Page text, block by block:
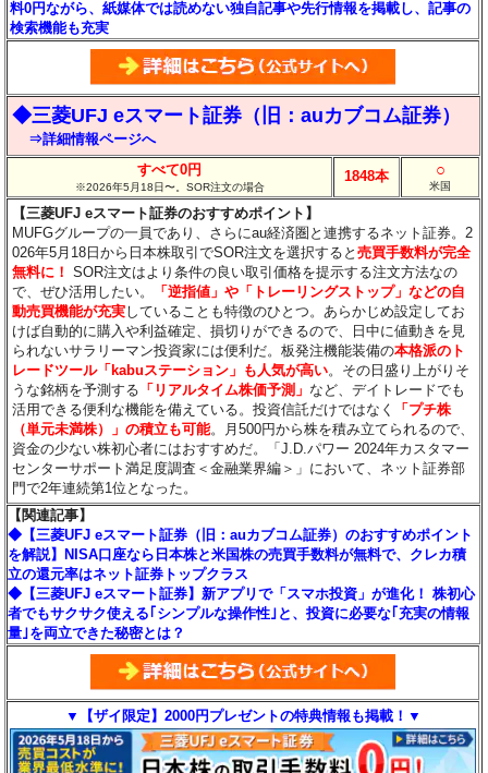
料0円ながら、紙媒体では読めない独自記事や先行情報を掲載し、記事の
検索機能も充実
◆三菱UFJ eスマート証券（旧：auカブコム証券）
⇒詳細情報ページへ
すべて0円
※2026年5月18日〜。SOR注文の場合
1848本 ○
米国
【三菱UFJ eスマート証券のおすすめポイント】
MUFGグループの一員であり、さらにau経済圏と連携するネット証券。2
026年5月18日から日本株取引でSOR注文を選択すると売買手数料が完全
無料に！ SOR注文はより条件の良い取引価格を提示する注文方法なの
で、ぜひ活用したい。
「逆指値」や「トレーリングストップ」などの自
動売買機能が充実していることも特徴のひとつ。あらかじめ設定してお
けば自動的に購入や利益確定、損切りができるので、日中に値動きを見
られないサラリーマン投資家には便利だ。板発注機能装備の本格派のト
レードツール「kabuステーション」も人気が高い。その日盛り上がりそ
うな銘柄を予測する 「リアルタイム株価予測」 など、デイトレードでも
活用できる便利な機能を備えている。投資信託だけではなく
「プチ株
（単元未満株）」の積立も可能。月500円から株を積み立てられるので、
資金の少ない株初心者にはおすすめだ。「J.D.パワー 2024年カスタマー
センターサポート満足度調査＜金融業界編＞」において、ネット証券部
門で2年連続第1位となった。
【関連記事】
◆【三菱UFJ eスマート証券（旧：auカブコム証券）のおすすめポイント
を解説】NISA口座なら日本株と米国株の売買手数料が無料で、クレカ積
立の還元率はネット証券トップクラス
◆【三菱UFJ eスマート証券】新アプリで「スマホ投資」が進化！ 株初心
者でもサクサク使える｢シンプルな操作性｣と、投資に必要な｢充実の情報
量｣を両立できた秘密とは？
▼【ザイ限定】2000円プレゼントの特典情報も掲載！▼